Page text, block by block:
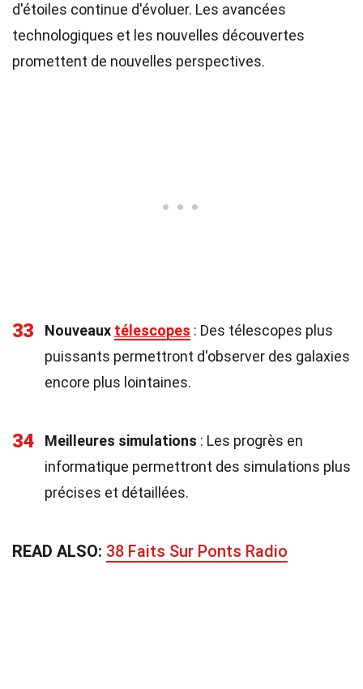
d'étoiles continue d'évoluer. Les avancées
technologiques et les nouvelles découvertes
promettent de nouvelles perspectives.
33 Nouveaux télescopes : Des télescopes plus
puissants permettront d'observer des galaxies
encore plus lointaines.
34 Meilleures simulations : Les progrès en
informatique permettront des simulations plus
précises et détaillées.
READ ALSO: 38 Faits Sur Ponts Radio